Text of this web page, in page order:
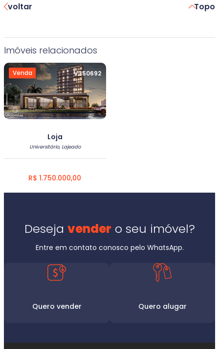
voltar Topo
Imóveis relacionados
Venda V350692
Loja
Universitário, Lajeado
R$ 1.750.000,00
Deseja vender o seu imóvel?
Entre em contato conosco pelo WhatsApp.
Quero vender Quero alugar